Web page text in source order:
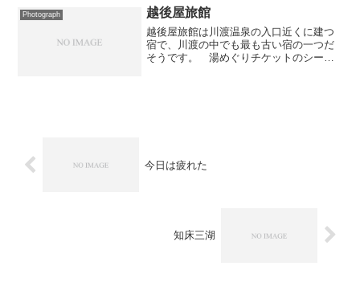
見あたらないという事で...
Photograph 越後屋旅館
越後屋旅館は川渡温泉の入口近くに建つ
宿で、川渡の中でも最も古い宿の一つだ
そうです。 湯めぐりチケットのシール2
今日は疲れた
知床三湖